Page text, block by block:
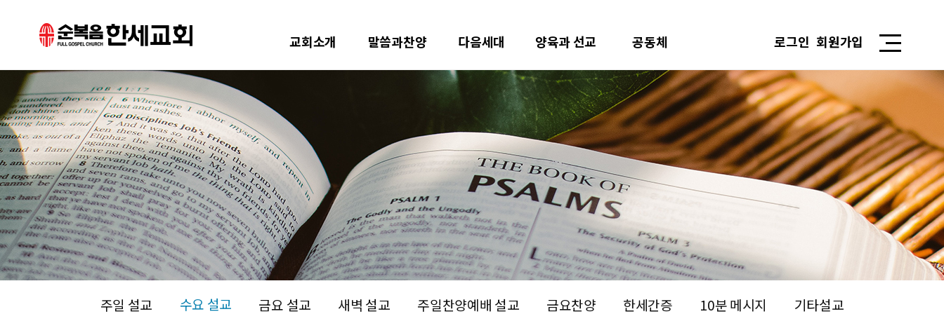
교회소개 말씀과찬양 다음세대 양육과 선교 공동체 로그인 회원가입
주일 설교 수요 설교 금요 설교 새벽 설교 주일찬양예배 설교 금요찬양 한세간증 10분 메시지 기타설교